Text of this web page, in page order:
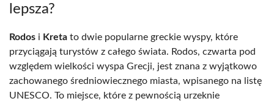
lepsza?
Rodos i Kreta to dwie popularne greckie wyspy, które
przyciągają turystów z całego świata. Rodos, czwarta pod
względem wielkości wyspa Grecji, jest znana z wyjątkowo
zachowanego średniowiecznego miasta, wpisanego na listę
UNESCO. To miejsce, które z pewnością urzeknie